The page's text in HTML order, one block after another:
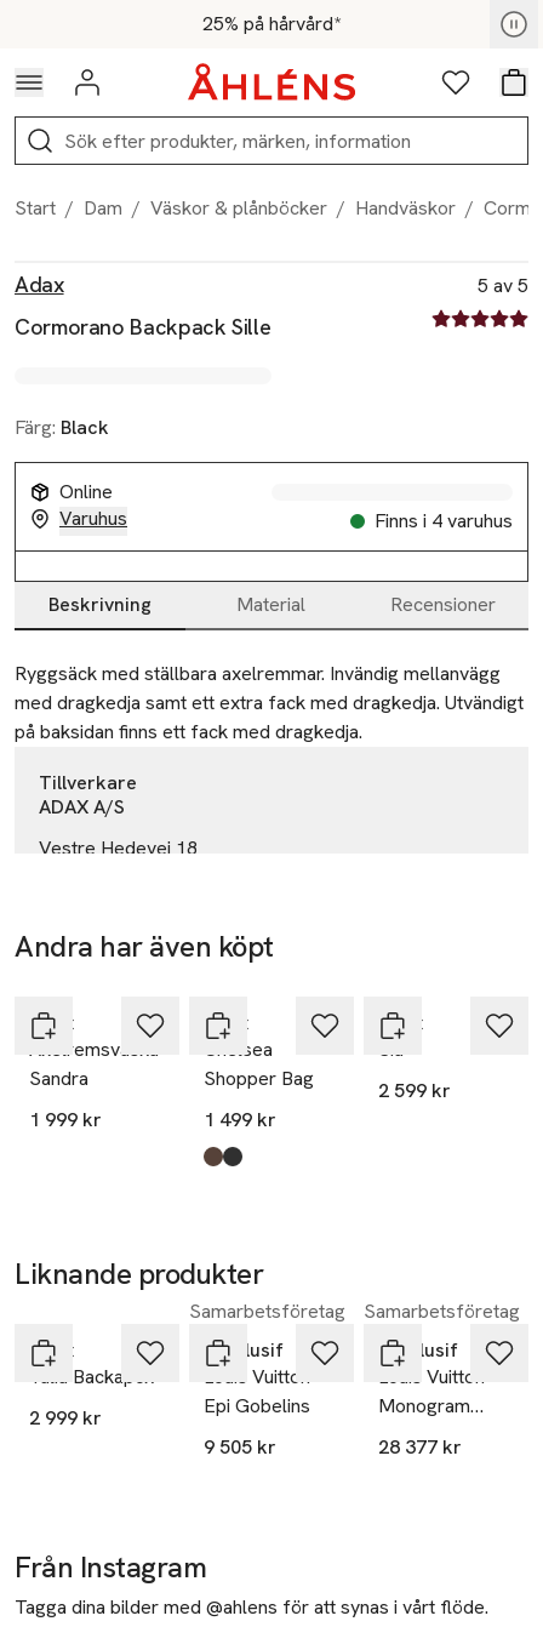
Hoppa till navigationsmenyn25% på hårvård*
För medlemmar - Shoppa nu
Logga in Favoriter
Sök
Start / Dam / Väskor & plånböcker / Handväskor /
Adax
Cormorano Backpack Sille
5 av 5
5 av fem
Färg: Black
Online
Varuhus
Finns i 4 varuhus
Beskrivning Material Recensioner
Beskrivning
Ryggsäck med ställbara axelremmar. Invändig mellanvägg
med dragkedja samt ett extra fack med dragkedja. Utvändigt
på baksidan finns ett fack med dragkedja.
Tillverkare
ADAX A/S
Vestre Hedevej 18
E-post
adax@adax.dk
SKU: 88193133
Andra har även köpt
Adax
Axelremsväska
Sandra
1 999 kr
Nyhet
Adax
Chelsea
Shopper Bag
1 499 kr
Produkten finns i färgerna:
Dark Brown
Black
Adax
Sia
2 599 kr
Liknande produkter
Hoppa över bildspelet
Adax
Talia Backapck
2 999 kr
Samarbetsföretag
Luxclusif
Louis Vuitton
Epi Gobelins
9 505 kr
Samarbetsföretag
Luxclusif
Louis Vuitton
Monogram
Empreinte
28 377 kr
Från Instagram
Tagga dina bilder med @ahlens för att synas i vårt flöde.